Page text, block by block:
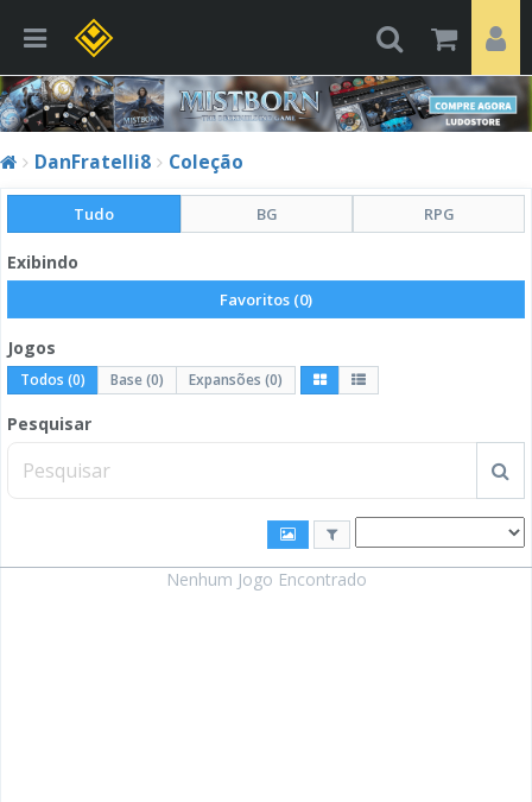
DanFratelli8 Coleção
Tudo BG RPG
Exibindo
Favoritos (0)
Jogos
Todos (0) Base (0) Expansões (0)
Pesquisar
Nenhum Jogo Encontrado